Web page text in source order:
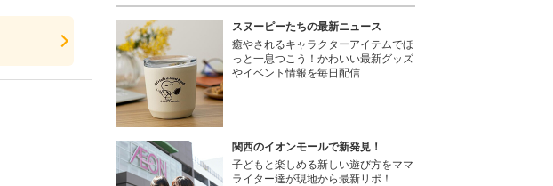
スヌーピーたちの最新ニュース
癒やされるキャラクターアイテムでほ
っと一息つこう！かわいい最新グッズ
やイベント情報を毎日配信
関西のイオンモールで新発見！
子どもと楽しめる新しい遊び方をママ
ライター達が現地から最新リポ！